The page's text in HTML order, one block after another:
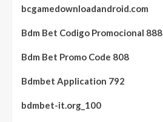
bcgamedownloadandroid.com
Bdm Bet Codigo Promocional 888
Bdm Bet Promo Code 808
Bdmbet Application 792
bdmbet-it.org_100